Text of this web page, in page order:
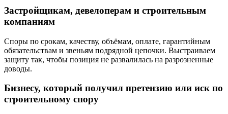
Застройщикам, девелоперам и строительным
компаниям
Споры по срокам, качеству, объёмам, оплате, гарантийным
обязательствам и звеньям подрядной цепочки. Выстраиваем
защиту так, чтобы позиция не развалилась на разрозненные
доводы.
Бизнесу, который получил претензию или иск по
строительному спору